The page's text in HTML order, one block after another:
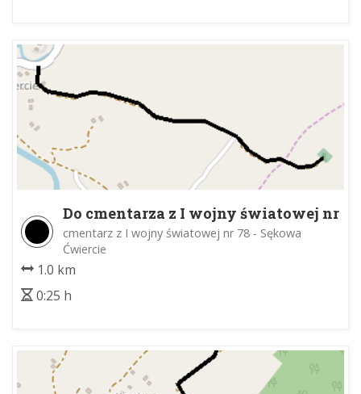
Do cmentarza z I wojny światowej nr
78
cmentarz z I wojny światowej nr 78 - Sękowa
Ćwiercie
1.0 km
0:25 h